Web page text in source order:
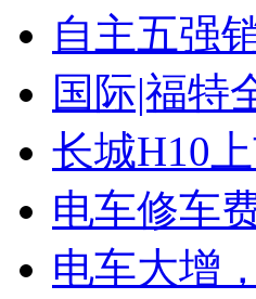
自主五强
国际|福特
长城H10
电车修车
电车大增